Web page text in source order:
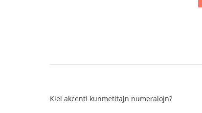
Kiel akcenti kunmetitajn numeralojn?